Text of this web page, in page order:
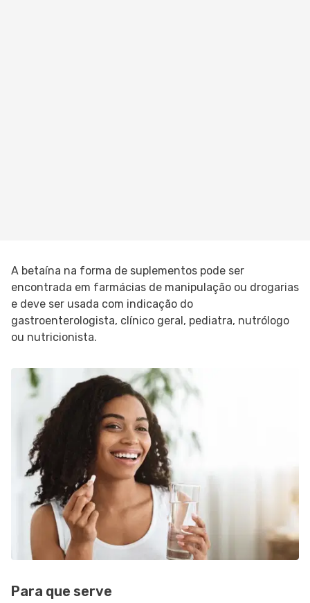
A betaína na forma de suplementos pode ser
encontrada em farmácias de manipulação ou drogarias
e deve ser usada com indicação do
gastroenterologista, clínico geral, pediatra, nutrólogo
ou nutricionista.
Para que serve